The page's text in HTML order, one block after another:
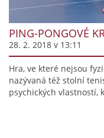
PING-PONGOVÉ
28. 2. 2018 v 13:11
Hra, ve které nejsou
nazývaná též stolní
psychických vlastností,